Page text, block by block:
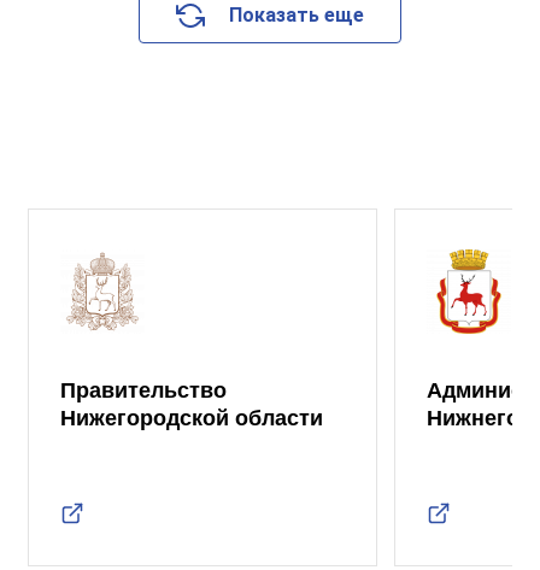
Показать еще
Правительство
Нижегородской области
Нижнего